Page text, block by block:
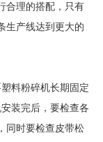
合理的搭配，只有
生产线达到更大的
料粉碎机长期固定
装完后，要检查各
同时要检查皮带松